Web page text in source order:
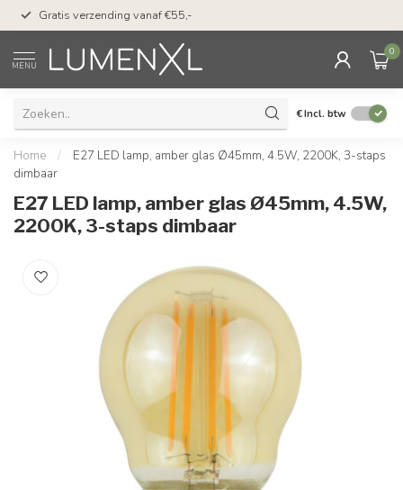
Gratis verzending vanaf €55,-
MENU
0
€Incl. btw
Home /
E27 LED lamp, amber glas Ø45mm, 4.5W, 2200K, 3-staps
dimbaar
E27 LED lamp, amber glas Ø45mm, 4.5W,
2200K, 3-staps dimbaar